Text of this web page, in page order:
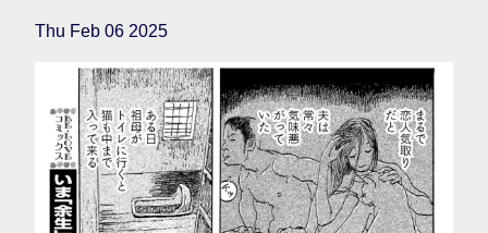
Thu Feb 06 2025